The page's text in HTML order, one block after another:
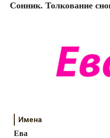
Сонник. Толкование
Имена
Ева